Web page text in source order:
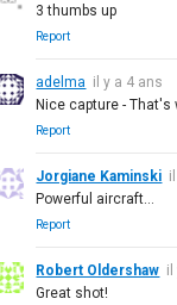
3 thumbs up
Report
adelma il y a 4 ans
Nice capture -
Report
Jorgiane Kaminski
Powerful aircraft...
Report
Robert Oldershaw il
Great shot!